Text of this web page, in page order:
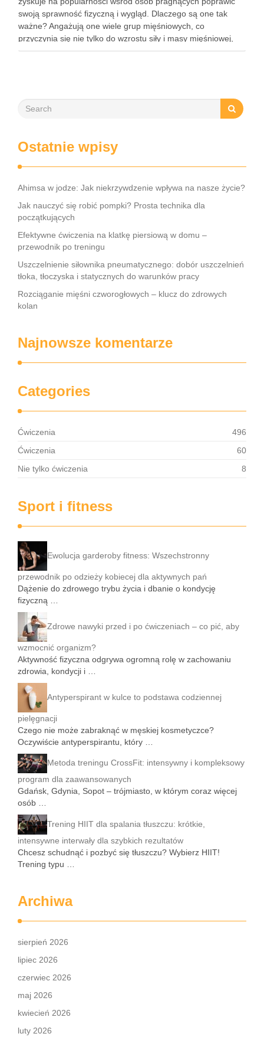
swoją sprawność fizyczną i wygląd. Dlaczego są one tak
ważne? Angażują one wiele grup mięśniowych, co
przyczynia się nie tylko do wzrostu siły i masy mięśniowej,
ale także do poprawy postawy ciała oraz wydolności …
Ostatnie wpisy
Ahimsa w jodze: Jak niekrzywdzenie wpływa na nasze życie?
Jak nauczyć się robić pompki? Prosta technika dla
początkujących
Efektywne ćwiczenia na klatkę piersiową w domu –
przewodnik po treningu
Uszczelnienie siłownika pneumatycznego: dobór uszczelnień
tłoka, tłoczyska i statycznych do warunków pracy
Rozciąganie mięśni czworogłowych – klucz do zdrowych
kolan
Najnowsze komentarze
Categories
Ćwiczenia
496
Ćwiczenia
60
Nie tylko ćwiczenia
8
Sport i fitness
Ewolucja garderoby fitness: Wszechstronny
przewodnik po odzieży kobiecej dla aktywnych pań
Dążenie do zdrowego trybu życia i dbanie o kondycję
fizyczną …
Zdrowe nawyki przed i po ćwiczeniach – co pić, aby
wzmocnić organizm?
Aktywność fizyczna odgrywa ogromną rolę w zachowaniu
zdrowia, kondycji i …
Antyperspirant w kulce to podstawa codziennej
pielęgnacji
Czego nie może zabraknąć w męskiej kosmetyczce?
Oczywiście antyperspirantu, który …
Metoda treningu CrossFit: intensywny i kompleksowy
program dla zaawansowanych
Gdańsk, Gdynia, Sopot – trójmiasto, w którym coraz więcej
osób …
Trening HIIT dla spalania tłuszczu: krótkie,
intensywne interwały dla szybkich rezultatów
Chcesz schudnąć i pozbyć się tłuszczu? Wybierz HIIT!
Trening typu …
Archiwa
sierpień 2026
lipiec 2026
czerwiec 2026
maj 2026
kwiecień 2026
luty 2026